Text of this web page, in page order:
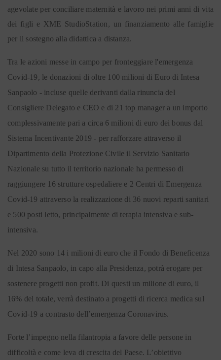
agevolate per conciliare maternità e lavoro nei primi anni di vita
dei figli e XME StudioStation, un finanziamento alle famiglie
per il sostegno alla didattica a distanza.
Tra le azioni messe in campo per fronteggiare l'emergenza
Covid-19, le donazioni di oltre 100 milioni di Euro di Intesa
Sanpaolo - incluse quelle derivanti dalla rinuncia del
Consigliere Delegato e CEO e di 21 top manager a un importo
complessivamente pari a circa 6 milioni di euro dei bonus dal
Sistema Incentivante 2019 - per rafforzare attraverso il
Dipartimento della Protezione Civile il Servizio Sanitario
Nazionale su tutto il territorio nazionale ha permesso di
raggiungere 16 strutture ospedaliere e 2 Centri di Emergenza
Covid-19 attraverso la realizzazione di 36 nuovi reparti sanitari
e 500 posti letto, principalmente di terapia intensiva e sub-
intensiva.
Nel 2020 sono 14 i milioni di euro che il Fondo di Beneficenza
di Intesa Sanpaolo, in capo alla Presidenza, potrà erogare per
sostenere progetti non profit. Di questi un milione di euro, il
16% del totale, verrà destinato a progetti di ricerca medica sul
Covid-19 a contrasto dell’emergenza Coronavirus.
Forte l’impegno nella filantropia a favore delle persone in
difficoltà e come leva di crescita del Paese. L’obiettivo